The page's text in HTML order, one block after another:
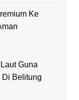
Ke
Guna
Di Belitung